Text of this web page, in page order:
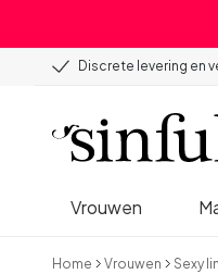
Discrete levering en
Vrouwen
Home Vrouwen Sexy